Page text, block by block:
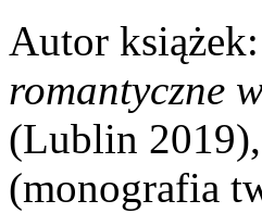
Autor książek:
romantyczne
(Lublin 2019),
(monografia